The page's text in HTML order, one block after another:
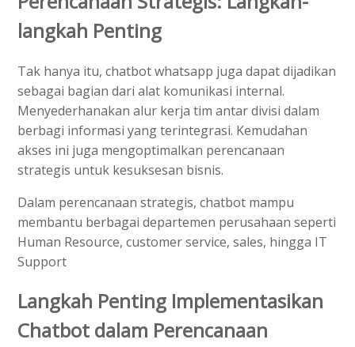
langkah Penting
Tak hanya itu, chatbot whatsapp juga dapat dijadikan
sebagai bagian dari alat komunikasi internal.
Menyederhanakan alur kerja tim antar divisi dalam
berbagi informasi yang terintegrasi. Kemudahan
akses ini juga mengoptimalkan perencanaan
strategis untuk kesuksesan bisnis.
Dalam perencanaan strategis, chatbot mampu
membantu berbagai departemen perusahaan seperti
Human Resource, customer service, sales, hingga IT
Support
Langkah Penting Implementasikan
Chatbot dalam Perencanaan